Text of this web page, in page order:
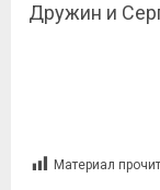
Дружин и
Материал